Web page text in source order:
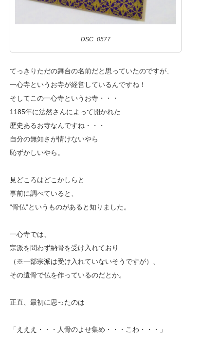
DSC_0577
てっきりただの舞台の名前だと思っていたのですが、
一心寺というお寺が経営しているんですね！
そしてこの一心寺というお寺・・・
1185年に法然さんによって開かれた
歴史あるお寺なんですね・・・
自分の無知さが情けないやら
恥ずかしいやら。
見どころはどこかしらと
事前に調べていると、
“骨仏”というものがあると知りました。
一心寺では、
宗派を問わず納骨を受け入れており
（※一部宗派は受け入れていないそうですが）、
その遺骨で仏を作っているのだとか。
正直、最初に思ったのは
「えええ・・・人骨のよせ集め・・・こわ・・・」